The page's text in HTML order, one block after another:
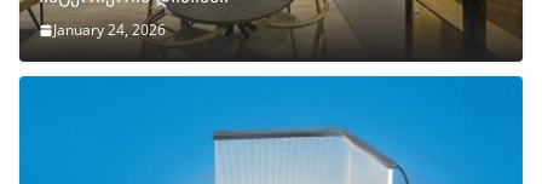
January 24, 2026